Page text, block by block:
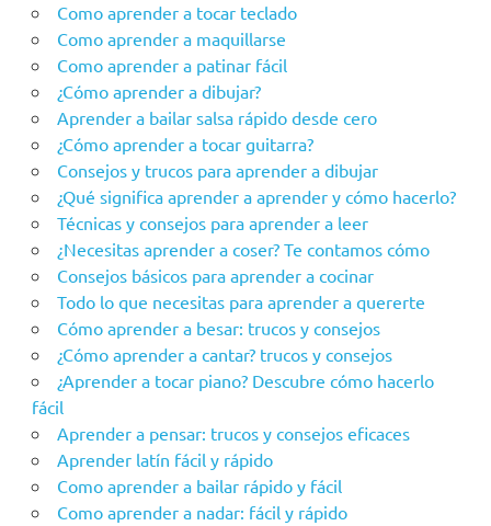
Como aprender a tocar teclado
Como aprender a maquillarse
Como aprender a patinar fácil
¿Cómo aprender a dibujar?
Aprender a bailar salsa rápido desde cero
¿Cómo aprender a tocar guitarra?
Consejos y trucos para aprender a dibujar
¿Qué significa aprender a aprender y cómo hacerlo?
Técnicas y consejos para aprender a leer
¿Necesitas aprender a coser? Te contamos cómo
Consejos básicos para aprender a cocinar
Todo lo que necesitas para aprender a quererte
Cómo aprender a besar: trucos y consejos
¿Cómo aprender a cantar? trucos y consejos
¿Aprender a tocar piano? Descubre cómo hacerlo
fácil
Aprender a pensar: trucos y consejos eficaces
Aprender latín fácil y rápido
Como aprender a bailar rápido y fácil
Como aprender a nadar: fácil y rápido